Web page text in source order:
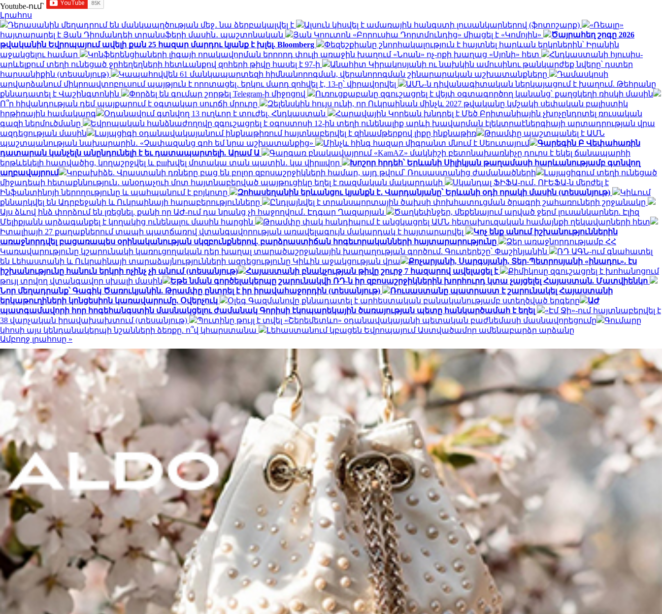
Youtube-ում`
Լրահոս
Դերասանին մեղադրում են մանկապղծության մեջ․ նա ձերբակալվել է
Ալսուն կիսվել է ամառային հանգստի լուսանկարներով (ֆոտոշարք)
«Ռեալը»
հայտարարել է Յան Դիոմանդեի տրանսֆերի մասին․ պաշտոնական
Յան Կոուտոն «Բորուսիա Դորտմունդից» միացել է «Կոմոյին»
Ծայրահեղ շոգը 2026
թվականին Եվրոպայում ավելի քան 25 հազար մարդու կյանք է խլել. Bloomberg
Փեզեշքիանը շնորհակալություն է հայտնել հարևան երկրներին՝ Իրանին
աջակցելու համար
Կոնֆերենցիաների լիգայի որակավորման երրորդ փուլի առաջին խաղում «Նոան» ոչ-ոքի խաղաց «Սյոնի» հետ
Հնդկաստանի հյուսիս-
արևելքում տեղի ունեցած ջրհեղեղների հետևանքով զոհերի թիվը հասել է 97-ի
Անահիտ Կիրակոսյանի ու նախկին ամուսինու թանկարժեք նվերը՝ դստեր
հարսանիքին (տեսանյութ)
Կապահովվեն 61 մանկապարտեզի հիմնանորոգման, վերանորոգման շինարարական աշխատանքները
Դամասկոսի
արվարձանում միկրոավտոբուսում պայթյուն է որոտացել․ երկու մարդ զոհվել է, 13-ը՝ վիրավորվել
ԱՄՆ-ն դիվանագիտական ներկայացում է խաղում. Թեհրանը
քննադատել է Վաշինգտոնին
Փորձել են գումար շորթել Telegram-ի միջոցով
Ուռուցքաբանը զգուշացրել է վեյփ օգտագործող կանանց՝ քաղցկեղի ռիսկի մասին
Ո՞ր հիվանդության դեմ պայքարում է օգտակար սուրճի մրուրը
Զելենսկին հույս ունի, որ Ուկրաինան մինչև 2027 թվականը կմշակի սեփական բալիստիկ
հրթիռային համակարգ
Օդանավում գտնվող 13 ուղևոր է տուժել. Հնդկաստան
Հարավային Կորեան խնդրել է Մեծ Բրիտանիային չխոչընդոտել ռուսական
գազի ներմուծմանը
Եվրոպական հանձնաժողովը զգուշացրել է օգոստոսի 12-ին տեղի ունենալիք արևի խավարման էլեկտրաէներգիայի արտադրության վրա
ազդեցության մասին
Լայպցիգի օդանավակայանում ինքնաթիռում հայտնաբերվել է զինամթերքով լիքը ինքնաթիռ
Թրամփը պաշտպանել է ԱՄՆ
պաշտպանության նախարարին․ «Չափազանց գոհ եմ նրա աշխատանքից»
Մինչև հինգ հազար միգրանտ մնում է Սեուտայում
Գարեգին Բ Վեփահառին
դատարան կանչելն անընդունելի է եւ դատապարտելի. Արամ Ա
Գարգառ բնակավայրում «KamAZ» մակնիշի բետոնախառնիչը դուրս է եկել ճանապարհի
երթևեկելի հատվածից, կողաշրջվել և բшխվել մոտակա տան պատին․ կա վիրшվոր
Խոշոր հրդեհ՝ Երևանի Սիլիկյան թաղամասի հարևանությամբ գտնվող
աղբավայրում
Կոբախիձե. Վրաստանի դռները բաց են բոլոր զբոսաշրջիկների համար, այդ թվում՝ Ռուսաստանից ժամանածների
Լայպցիգում տեղի ունեցած
միջադեպի հետաքննություն․ անօդաչուի մոտ հայտնաբերված պայթուցիկը եղել է ռազմական մակարդակի
Սկանդալ ՖԻՖԱ-ում․ ՈՒԵՖԱ-ն մերժել է
Ինֆանտինոյի ներողությունը և պահպանում է բոյկոտը
Զոհասեղանին երևանցու կյանքն է․ Վարդանյանը՝ Երևանի օդի որակի մասին (տեսանյութ)
Կիևում
քննարկվել են Ադրբեջանի և Ուկրաինայի հարաբերությունները
Ընդլայնվել է տրանսպորտային ծախսի փոխհատուցման ծրագրի շահառուների շրջանակը
Այս ձևով ինձ փորձում են լռեցնել, քանի որ ԱԺ-ում դա նրանց չի հաջողվում․ Էդգար Ղազարյան
Ծաղկեփնջեր, մեքենայում արված ջերմ լուսանկարներ. Էլիզ
Մելիքյանն արձագանքել է կողակից ունենալու մասին հարցին
Թրամփը փակ հանդիպում է անցկացրել ԱՄՆ հետախուզական համայնքի ղեկավարների հետ
Իտալիայի 27 քաղաքներում տապի պատճառով վտանգավորության առավելագույն մակարդակ է հայտարարվել
Կոչ ենք անում իշխանություններին
առաջնորդվել բացառապես օրինականության սկզբունքներով. բարձրաստիճան հոգեւորականների հայտարարությունը
Ձեր առաջնորդությամբ ՀՀ
Կառավարությունը կշարունակի կառուցողական դեր խաղալ տարածաշրջանային խաղաղության գործում. Գուտերեշը՝ Փաշինյանին
ՌԴ ԱԳՆ-ում գնահատել
են Լեհաստանի և Ուկրաինայի տարաձայնությունների ազդեցությունը Կիևին աջակցության վրա
Քոչարյանի, Սարգսյանի, Տեր-Պետրոսյանի «ինադու». էս
իշխանությունը հանուն երկրի ոչինչ չի անում (տեսանյութ)
Հայաստանի բնակչության թիվը շուրջ 7 հազարով ավելացել է
Քիմիկոսը զգուշացրել է խոհանոցում
թույլ տրվող վտանգավոր սխալի մասին
Եթե նման գործելակերպը շարունակվի ՌԴ-ն իր զբոսաշրջիկներին խորհուրդ կտա չայցելել Հայաստան. Մատվիենկո
Նոր մեղադրանք՝ Գագիկ Ծառուկյանին. Թրամփը ընտրել է իր իրավահաջորդին (տեսանյութ)
Ռուսաստանը պատրաստ է շարունակել Հայաստանի
երկաթուղիների կոնցեսիոն կառավարումը. Օվերչուկ
Օլեգ Գազմանովը քննադատել է արհեստական բանականությամբ ստեղծված երգերը
ԱԺ
պատգամավորի հոր հոգեհանգստին մասնակցելու ժամանակ Գորիսի էկոպարեկային ծառայության պետը հանկարծամահ է եղել
«Էմ Ջի»-ում հայտնաբերվել է
38 վարչական իրավախախտում (տեսանյութ)
Պուտինը թույլ է տվել «Շերեմետևո» օդանավակայանի պետական բաժնեմասի մասնավորեցումը
Գումարը
կհոսի այս կենդանակերպի նշանների ձեռքը. ո՞վ կհարստանա
Լեհաստանում կբացեն Եվրոպայում Աստվածամոր ամենաբարձր արձանը
Ամբողջ լրահոսը »